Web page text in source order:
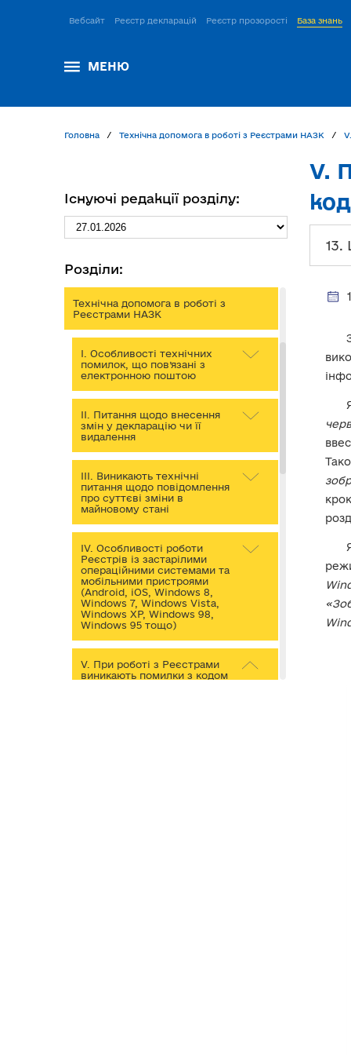
Вебсайт Реєстр декларацій Реєстр прозорості База знань
МЕНЮ
Головна Технічна допомога в роботі з Реєстрами НАЗК
Існуючі редакції розділу:
Розділи:
Технічна допомога в роботі з
Реєстрами НАЗК
I. Особливості технічних
помилок, що пов’язані з
електронною поштою
II. Питання щодо внесення
змін у декларацію чи її
видалення
III. Виникають технічні
питання щодо повідомлення
про суттєві зміни в
майновому стані
IV. Особливості роботи
Реєстрів із застарілими
операційними системами та
мобільними пристроями
(Android, iOS, Windows 8,
Windows 7, Windows Vista,
Windows XP, Windows 98,
Windows 95 тощо)
V. При роботі з Реєстрами
виникають помилки з кодом
V.
13.